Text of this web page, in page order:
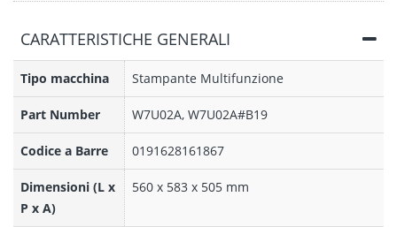
CARATTERISTICHE GENERALI
Tipo macchina Stampante Multifunzione
Part Number W7U02A, W7U02A#B19
Codice a Barre 0191628161867
Dimensioni (L x
P x A)
560 x 583 x 505 mm